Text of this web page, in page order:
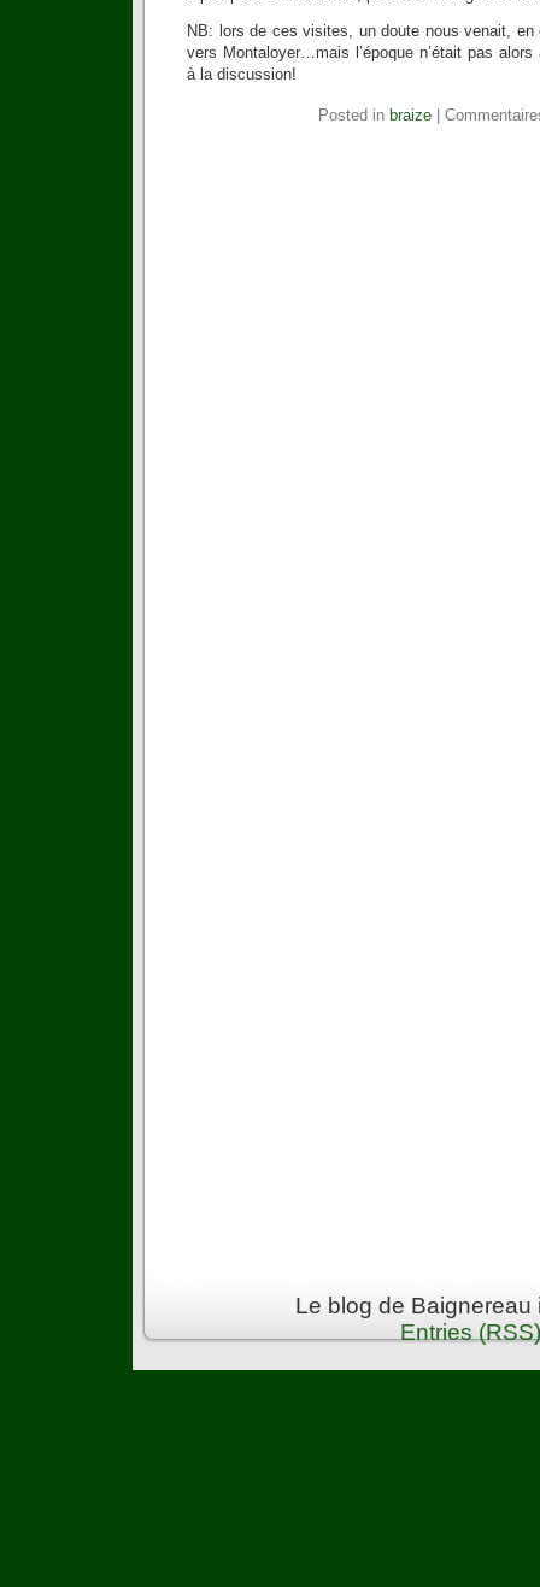
NB: lors de ces visites, un doute nous venait,
vers Montaloyer…mais l’époque n’était pas
à la discussion!
Posted in braize|
Le blog de
Entries (RSS)